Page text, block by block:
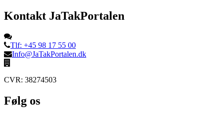
Kontakt JaTakPortalen
Tlf: +45 98 17 55 00
Info@JaTakPortalen.dk
CVR: 38274503
Følg os